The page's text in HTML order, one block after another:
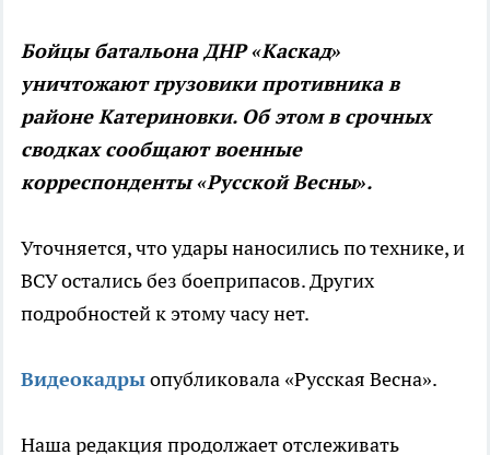
Бойцы батальона ДНР «Каскад»
уничтожают грузовики противника в
районе Катериновки. Об этом в срочных
сводках сообщают военные
корреспонденты «Русской Весны».
Уточняется, что удары наносились по технике, и
ВСУ остались без боеприпасов. Других
подробностей к этому часу нет.
Видеокадрыопубликовала «Русская Весна».
Наша редакция продолжает отслеживать